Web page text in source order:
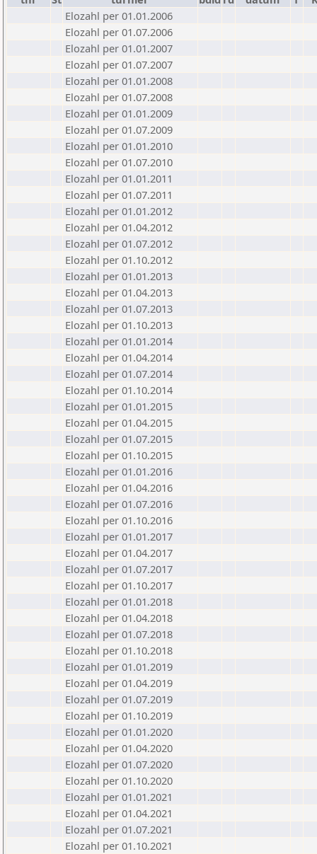
Elozahl per 01.01.2006
Elozahl per 01.07.2006
Elozahl per 01.01.2007
Elozahl per 01.07.2007
Elozahl per 01.01.2008
Elozahl per 01.07.2008
Elozahl per 01.01.2009
Elozahl per 01.07.2009
Elozahl per 01.01.2010
Elozahl per 01.07.2010
Elozahl per 01.01.2011
Elozahl per 01.07.2011
Elozahl per 01.01.2012
Elozahl per 01.04.2012
Elozahl per 01.07.2012
Elozahl per 01.10.2012
Elozahl per 01.01.2013
Elozahl per 01.04.2013
Elozahl per 01.07.2013
Elozahl per 01.10.2013
Elozahl per 01.01.2014
Elozahl per 01.04.2014
Elozahl per 01.07.2014
Elozahl per 01.10.2014
Elozahl per 01.01.2015
Elozahl per 01.04.2015
Elozahl per 01.07.2015
Elozahl per 01.10.2015
Elozahl per 01.01.2016
Elozahl per 01.04.2016
Elozahl per 01.07.2016
Elozahl per 01.10.2016
Elozahl per 01.01.2017
Elozahl per 01.04.2017
Elozahl per 01.07.2017
Elozahl per 01.10.2017
Elozahl per 01.01.2018
Elozahl per 01.04.2018
Elozahl per 01.07.2018
Elozahl per 01.10.2018
Elozahl per 01.01.2019
Elozahl per 01.04.2019
Elozahl per 01.07.2019
Elozahl per 01.10.2019
Elozahl per 01.01.2020
Elozahl per 01.04.2020
Elozahl per 01.07.2020
Elozahl per 01.10.2020
Elozahl per 01.01.2021
Elozahl per 01.04.2021
Elozahl per 01.07.2021
Elozahl per 01.10.2021